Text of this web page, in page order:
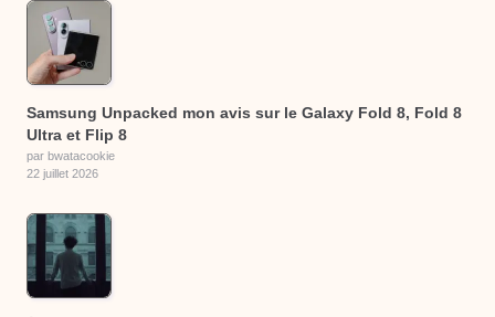
Samsung Unpacked mon avis sur le Galaxy Fold 8, Fold 8
Ultra et Flip 8
par bwatacookie
22 juillet 2026